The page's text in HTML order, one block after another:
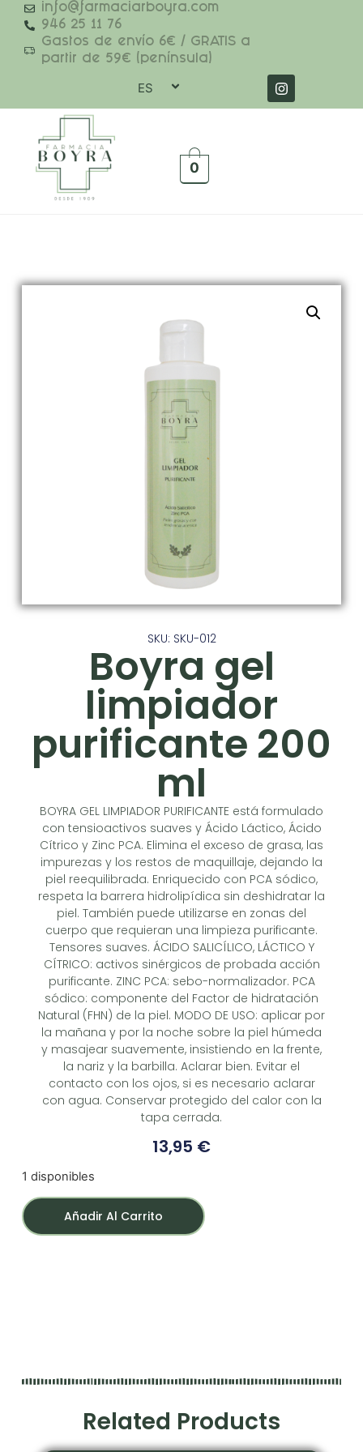
info@farmaciarboyra.com
946 25 11 76
Gastos de envío 6€ / GRATIS a
partir de 59€ (península)
ES
0
SKU: SKU-012
Boyra gel
limpiador
purificante 200
ml
BOYRA GEL LIMPIADOR PURIFICANTE está formulado
con tensioactivos suaves y Ácido Láctico, Ácido
Cítrico y Zinc PCA. Elimina el exceso de grasa, las
impurezas y los restos de maquillaje, dejando la
piel reequilibrada. Enriquecido con PCA sódico,
respeta la barrera hidrolipídica sin deshidratar la
piel. También puede utilizarse en zonas del
cuerpo que requieran una limpieza purificante.
Tensores suaves. ÁCIDO SALICÍLICO, LÁCTICO Y
CÍTRICO: activos sinérgicos de probada acción
purificante. ZINC PCA: sebo-normalizador. PCA
sódico: componente del Factor de hidratación
Natural (FHN) de la piel. MODO DE USO: aplicar por
la mañana y por la noche sobre la piel húmeda
y masajear suavemente, insistiendo en la frente,
la nariz y la barbilla. Aclarar bien. Evitar el
contacto con los ojos, si es necesario aclarar
con agua. Conservar protegido del calor con la
tapa cerrada.
13,95 €
1 disponibles
Añadir Al Carrito
Related Products